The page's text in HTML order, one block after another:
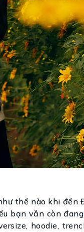
thế nào khi đến
bạn vẫn còn
hoodie,